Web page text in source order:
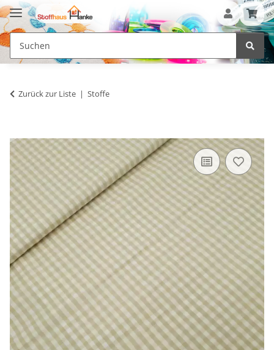
Zurück zur Liste Stoffe